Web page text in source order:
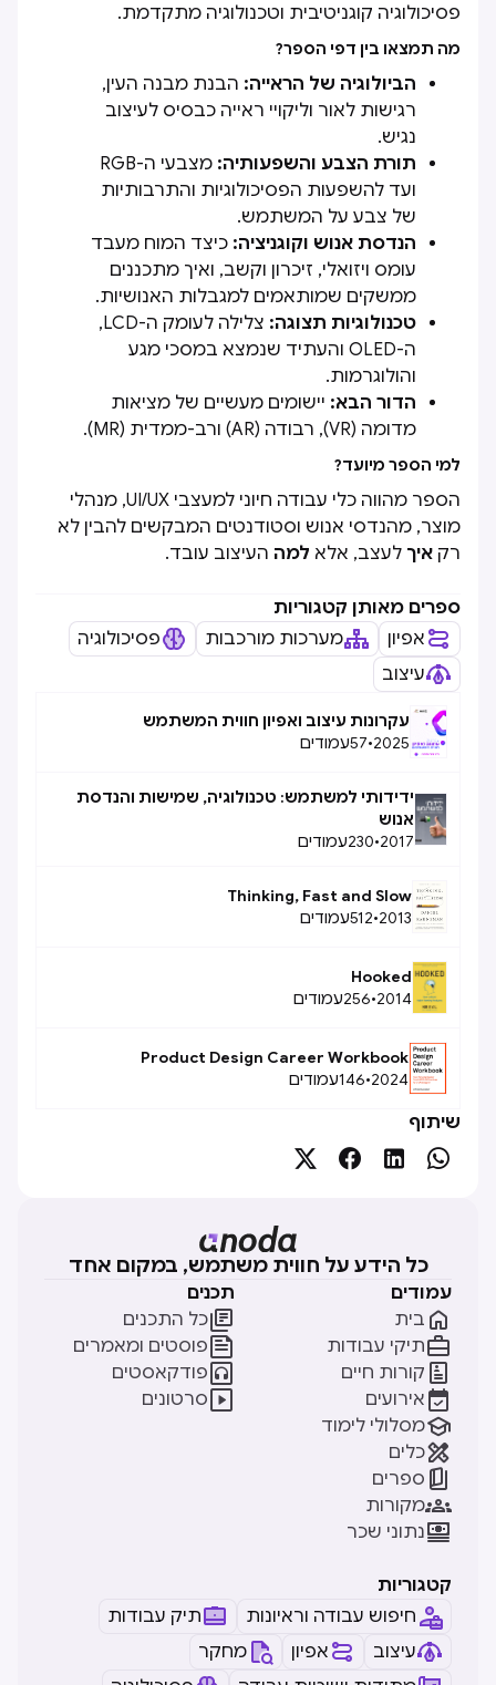
פסיכולוגיה קוגניטיבית וטכנולוגיה מתקדמת.
מה תמצאו בין דפי הספר?
הביולוגיה של הראייה: הבנת מבנה העין,
רגישות לאור וליקויי ראייה כבסיס לעיצוב
נגיש.
תורת הצבע והשפעותיה:
מצבעי ה-RGB
ועד להשפעות הפסיכולוגיות והתרבותיות
של צבע על המשתמש.
הנדסת אנוש וקוגניציה: כיצד המוח מעבד
עומס ויזואלי, זיכרון וקשב, ואיך מתכננים
ממשקים שמותאמים למגבלות האנושיות.
טכנולוגיות תצוגה:
צלילה לעומק ה-LCD,
ה-OLED והעתיד שנמצא במסכי מגע
והולוגרמות.
הדור הבא: יישומים מעשיים של מציאות
מדומה (VR), רבודה (AR) ורב-ממדית (MR).
למי הספר מיועד?
הספר מהווה כלי עבודה חיוני למעצבי UI/UX, מנהלי
מוצר, מהנדסי אנוש וסטודנטים המבקשים להבין לא
רק איך לעצב, אלא למה העיצוב עובד.
ספרים מאותן קטגוריות
אפיון
מערכות מורכבות
פסיכולוגיה
עיצוב
עקרונות עיצוב ואפיון חווית המשתמש
2025
•
57עמודים
ידידותי למשתמש: טכנולוגיה, שמישות והנדסת
אנוש
2017
•
230עמודים
Thinking, Fast and Slow
2013
•
512עמודים
Hooked
2014
•
256עמודים
Product Design Career Workbook
2024
•
146עמודים
שיתוף




כל הידע על חווית משתמש, במקום אחד
עמודים
בית 
תיקי עבודות
קורות חיים 
אירועים 
מסלולי לימוד
כלים
ספרים 
מקורות
נתוני שכר
תכנים
כל התכנים
פוסטים ומאמרים
פודקאסטים 
סרטונים 
קטגוריות
חיפוש עבודה וראיונות
תיק עבודות
עיצוב
אפיון
מחקר